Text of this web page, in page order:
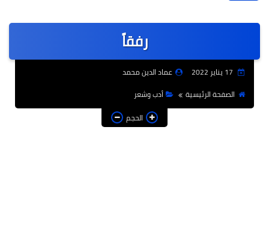
عالمى
الرياضة
فن
رفقاً
عماد الدين محمد
الصفحة الرئيسية
أدب وشعر
الحجم